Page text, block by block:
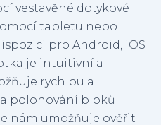
vestavěné dotykové
tabletu nebo
pro Android, iOS
je intuitivní a
rychlou a
polohování bloků
nám umožňuje ověřit